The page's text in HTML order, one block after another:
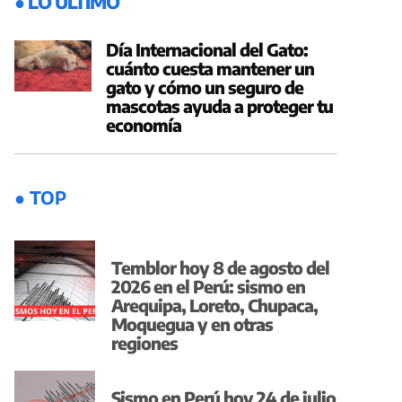
Día Internacional del Gato:
cuánto cuesta mantener un
gato y cómo un seguro de
mascotas ayuda a proteger tu
economía
● TOP
Temblor hoy 8 de agosto del
2026 en el Perú: sismo en
Arequipa, Loreto, Chupaca,
Moquegua y en otras
regiones
Sismo en Perú hoy 24 de julio